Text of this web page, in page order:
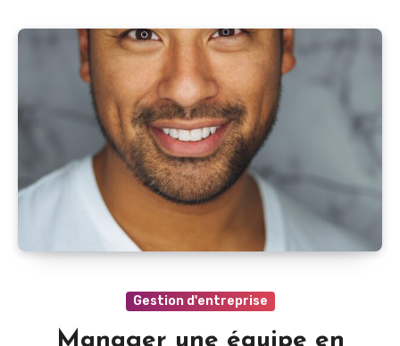
Gestion d'entreprise
Manager une équipe en